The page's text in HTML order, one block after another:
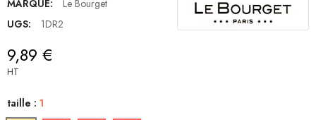
MARQUE:
Le Bourget
UGS:
1DR2
9,89 €
HT
taille : 1